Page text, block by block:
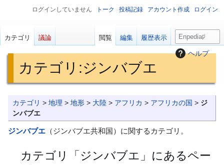
ヘルプ
カテゴリ :ジンバブエ
ナ
ビ
ー
検
索
移
カテゴリ >地理 >地形 > 大陸 > アフリカ > アフリカの国 > ジ
ンバブエ
ジンバブエ （ジンバブエ共和国）に関するカテゴリ。
カテゴリ「ジンバブエ」にあるペー
ログインしていません トーク 投稿記録 アカウント作成 ログイン
カテゴリ 議論 閲覧 編集 履歴表示
検
索